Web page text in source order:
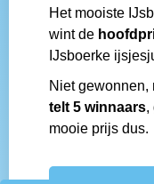
Het mooiste
wint de
IJsboerke
Niet gewonnen,
telt 5 winnaars,
mooie prijs dus.